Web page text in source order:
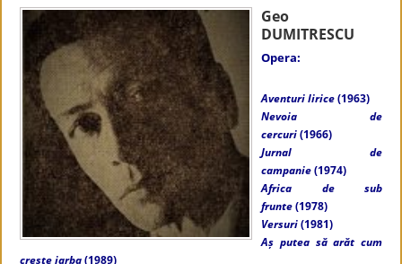
Geo
DUMITRESCU
Opera:
Aventuri lirice(1963)
Nevoia de
cercuri(1966)
Jurnal de
campanie(1974)
Africa de sub
frunte(1978)
Versuri(1981)
Aș putea să arăt cum
crește iarba(1989)